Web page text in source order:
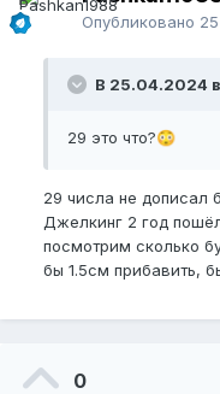
Опубликовано
В 25.04.2024 в
29 это что?😳
29 числа не дописал
Джелкинг 2 год
посмотрим сколько
бы 1.5см прибавить,
0